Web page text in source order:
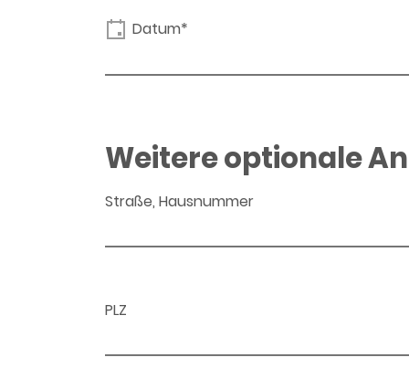
Datum*
Weitere optionale
Straße, Hausnummer
PLZ